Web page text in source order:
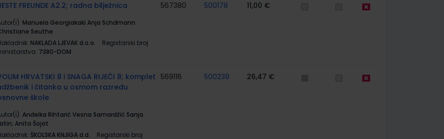
FREUNDE A2.2; radna bilježnica
Manuela Georgiakaki Anja Schđmann
Seuthe
NAKLADA LJEVAK d.o.o.
Registarski broj
7380-DOM
567380 500178 11,00 €
HRVATSKI 8 i SNAGA RIJEČI 8; komplet
i čitanka u osmom razredu
škole
Anđelka Rihtarić Vesna Samardžić Sanja
Anita Šojat
ŠKOLSKA KNJIGA d.d.
Registarski broj
569116 500239 26,47 €